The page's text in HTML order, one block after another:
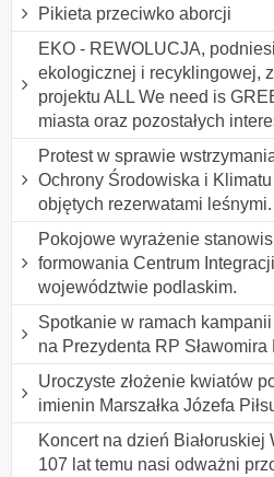
Pikieta przeciwko aborcji
EKO - REWOLUCJA,
ekologicznej i recyklingowej,
projektu ALL We need is
miasta oraz pozostałych
Protest w sprawie
Ochrony Środowiska i
objętych rezerwatami leśnymi.
Pokojowe wyrażenie
formowania Centrum
województwie podlaskim.
Spotkanie w ramach
na Prezydenta RP Sławomira
Uroczyste złożenie kwiatów
imienin Marszałka Józefa
Koncert na dzień Białoruskiej
107 lat temu nasi odważni